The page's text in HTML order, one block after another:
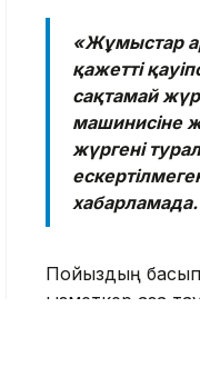
«Жұмыстар
қажетті
сақтамай
машинисіне
жүргені
хабарламада.
Пойыздың басып
қызметкер қаза